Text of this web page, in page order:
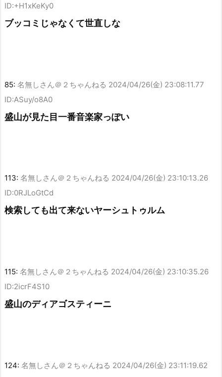
ID:+H1xKeKy0
ブッコミじゃなくて世直しな
85: 名無しさん＠２ちゃんねる 2024/04/26(金) 23:08:11.77
ID:ASuy/o8A0
盛山が見た目一番音楽家っぽい
113: 名無しさん＠２ちゃんねる 2024/04/26(金) 23:10:13.26
ID:0RJLoGtCd
検索しても出て来ないヤーシュトゥルム
115: 名無しさん＠２ちゃんねる 2024/04/26(金) 23:10:35.26
ID:2icrF4S10
盛山のディアゴスティーニ
124: 名無しさん＠２ちゃんねる 2024/04/26(金) 23:11:19.62